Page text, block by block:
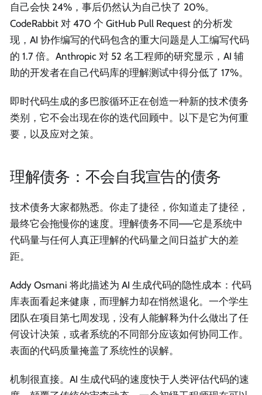
自己会快 24%，事后仍然认为自己快了 20%。
CodeRabbit 对 470 个 GitHub Pull Request 的分析发
现，AI 协作编写的代码包含的重大问题是人工编写代码
的 1.7 倍。Anthropic 对 52 名工程师的研究显示，AI 辅
助的开发者在自己代码库的理解测试中得分低了 17%。
即时代码生成的多巴胺循环正在创造一种新的技术债务
类别，它不会出现在你的迭代回顾中。以下是它为何重
要，以及应对之策。
理解债务：不会自我宣告的债务
技术债务大家都熟悉。你走了捷径，你知道走了捷径，
最终它会拖慢你的速度。理解债务不同——它是系统中
代码量与任何人真正理解的代码量之间日益扩大的差
距。
Addy Osmani 将此描述为 AI 生成代码的隐性成本：代码
库表面看起来健康，而理解力却在悄然退化。一个学生
团队在项目第七周发现，没有人能解释为什么做出了任
何设计决策，或者系统的不同部分应该如何协同工作。
表面的代码质量掩盖了系统性的误解。
机制很直接。AI 生成代码的速度快于人类评估代码的速